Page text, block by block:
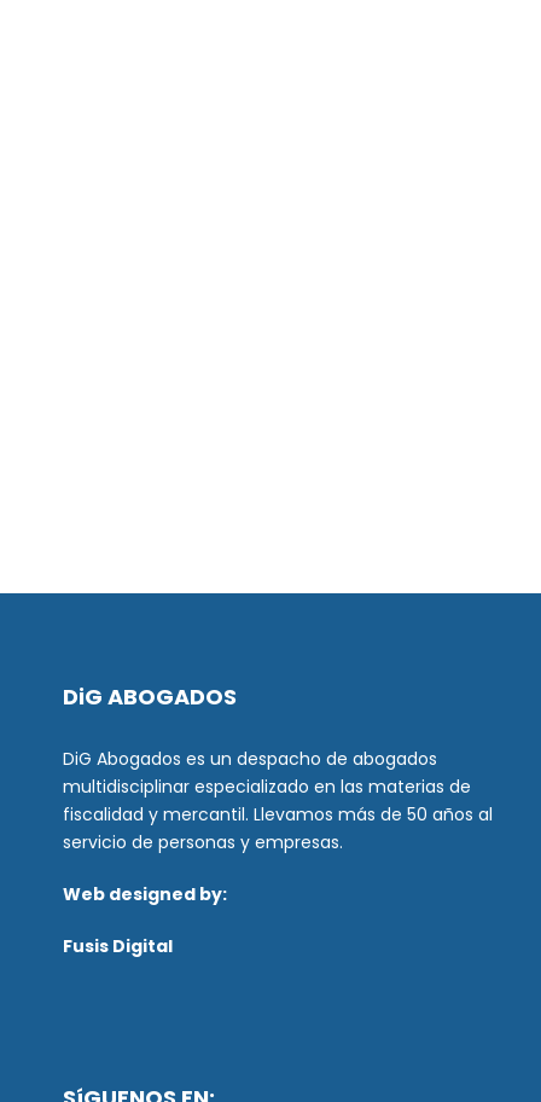
DiG ABOGADOS
DiG Abogados es un despacho de abogados
multidisciplinar especializado en las materias de
fiscalidad y mercantil. Llevamos más de 50 años al
servicio de personas y empresas.
Web designed by:
Fusis Digital